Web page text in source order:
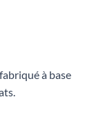
à base